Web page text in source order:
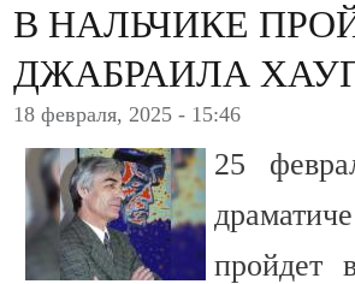
В НАЛЬЧИКЕ
ДЖАБРАИЛА
18 февраля, 2025 - 15:46
25
пройдет